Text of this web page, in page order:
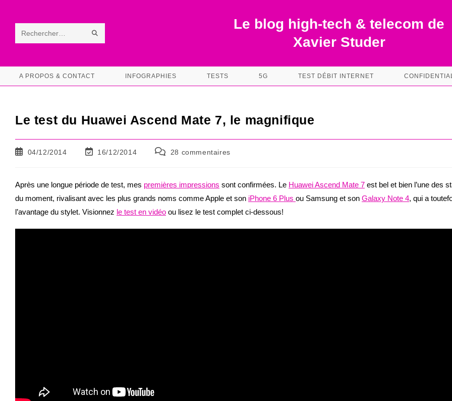
contentRechercher
ce RECHERCHE
Le blog high-tech & telecom de
Xavier Studer
A PROPOS & CONTACT INFOGRAPHIES TESTS 5G TEST DÉBIT INTERNET
Le test du Huawei Ascend Mate 7, le magnifique
Publication
04/12/2014
Dernière
publication :
16/12/2014
Commentaires
28 commentaires
Après une longue période de test, mes premières impressions sont confirmées. Le Huawei Ascend Mate 7 est bel et bien l’une des
du moment, rivalisant avec les plus grands noms comme Apple et son iPhone 6 Plus ou Samsung et son Galaxy Note 4, qui a
l’avantage du stylet. Visionnez le test en vidéo ou lisez le test complet ci-dessous!